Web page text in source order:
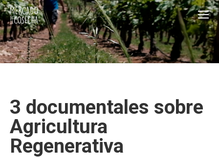
3 documentales sobre
Agricultura
Regenerativa